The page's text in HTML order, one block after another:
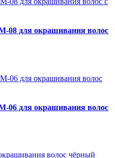
08 для окрашивания волос
06 для окрашивания волос